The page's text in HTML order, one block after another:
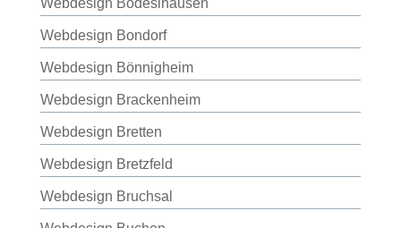
Webdesign Bodeslhausen
Webdesign Bondorf
Webdesign Bönnigheim
Webdesign Brackenheim
Webdesign Bretten
Webdesign Bretzfeld
Webdesign Bruchsal